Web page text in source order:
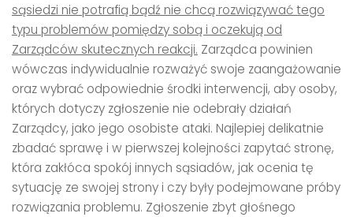
sąsiedzi nie potrafią bądź nie chcą rozwiązywać tego
typu problemów pomiędzy sobą i oczekują od
Zarządców skutecznych reakcji. Zarządca powinien
wówczas indywidualnie rozważyć swoje zaangażowanie
oraz wybrać odpowiednie środki interwencji, aby osoby,
których dotyczy zgłoszenie nie odebrały działań
Zarządcy, jako jego osobiste ataki. Najlepiej delikatnie
zbadać sprawę i w pierwszej kolejności zapytać stronę,
która zakłóca spokój innych sąsiadów, jak ocenia tę
sytuację ze swojej strony i czy były podejmowane próby
rozwiązania problemu. Zgłoszenie zbyt głośnego